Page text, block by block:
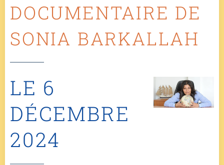
DOCUMENTAIRE DE
SONIA BARKALLAH
LE 6
DÉCEMBRE
2024